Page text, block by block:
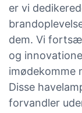
er vi
dem. Vi
og
imødekomme
Disse
forvandler